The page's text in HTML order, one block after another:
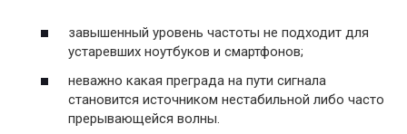
завышенный уровень частоты не подходит для
устаревших ноутбуков и смартфонов;
неважно какая преграда на пути сигнала
становится источником нестабильной либо часто
прерывающейся волны.